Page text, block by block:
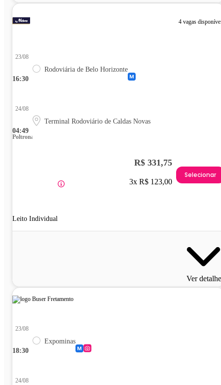
4 vagas
16:30
23/08
Rodoviária de Belo Horizonte
04:49
24/08
Terminal Rodoviário de Caldas Novas
Poltrona
Leito Individual
R$ 331,75
3x R$ 123,00
Selecionar
Ver
18:30
23/08
Expominas
24/08